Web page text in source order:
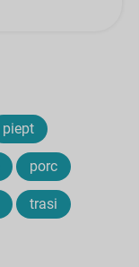
piept
porc
trasi